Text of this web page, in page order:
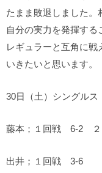
たまま敗退しました。
自分の実力を発揮す
レギュラーと互角に戦
いきたいと思います。
30日（土）シングルス
藤本；１回戦 6-2
出井；１回戦 3-6